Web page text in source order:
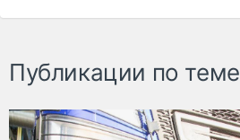
Публикации по теме